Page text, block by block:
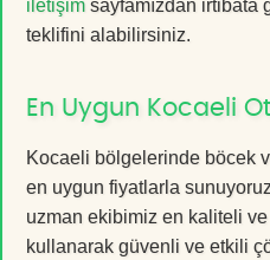
iletişim sayfamızdan irtibata
teklifini alabilirsiniz.
En Uygun Kocaeli
Kocaeli bölgelerinde böcek
en uygun fiyatlarla
uzman ekibimiz en kaliteli
kullanarak güvenli ve etkili